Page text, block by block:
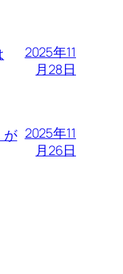
2025年11
月28日
2025年11
月26日